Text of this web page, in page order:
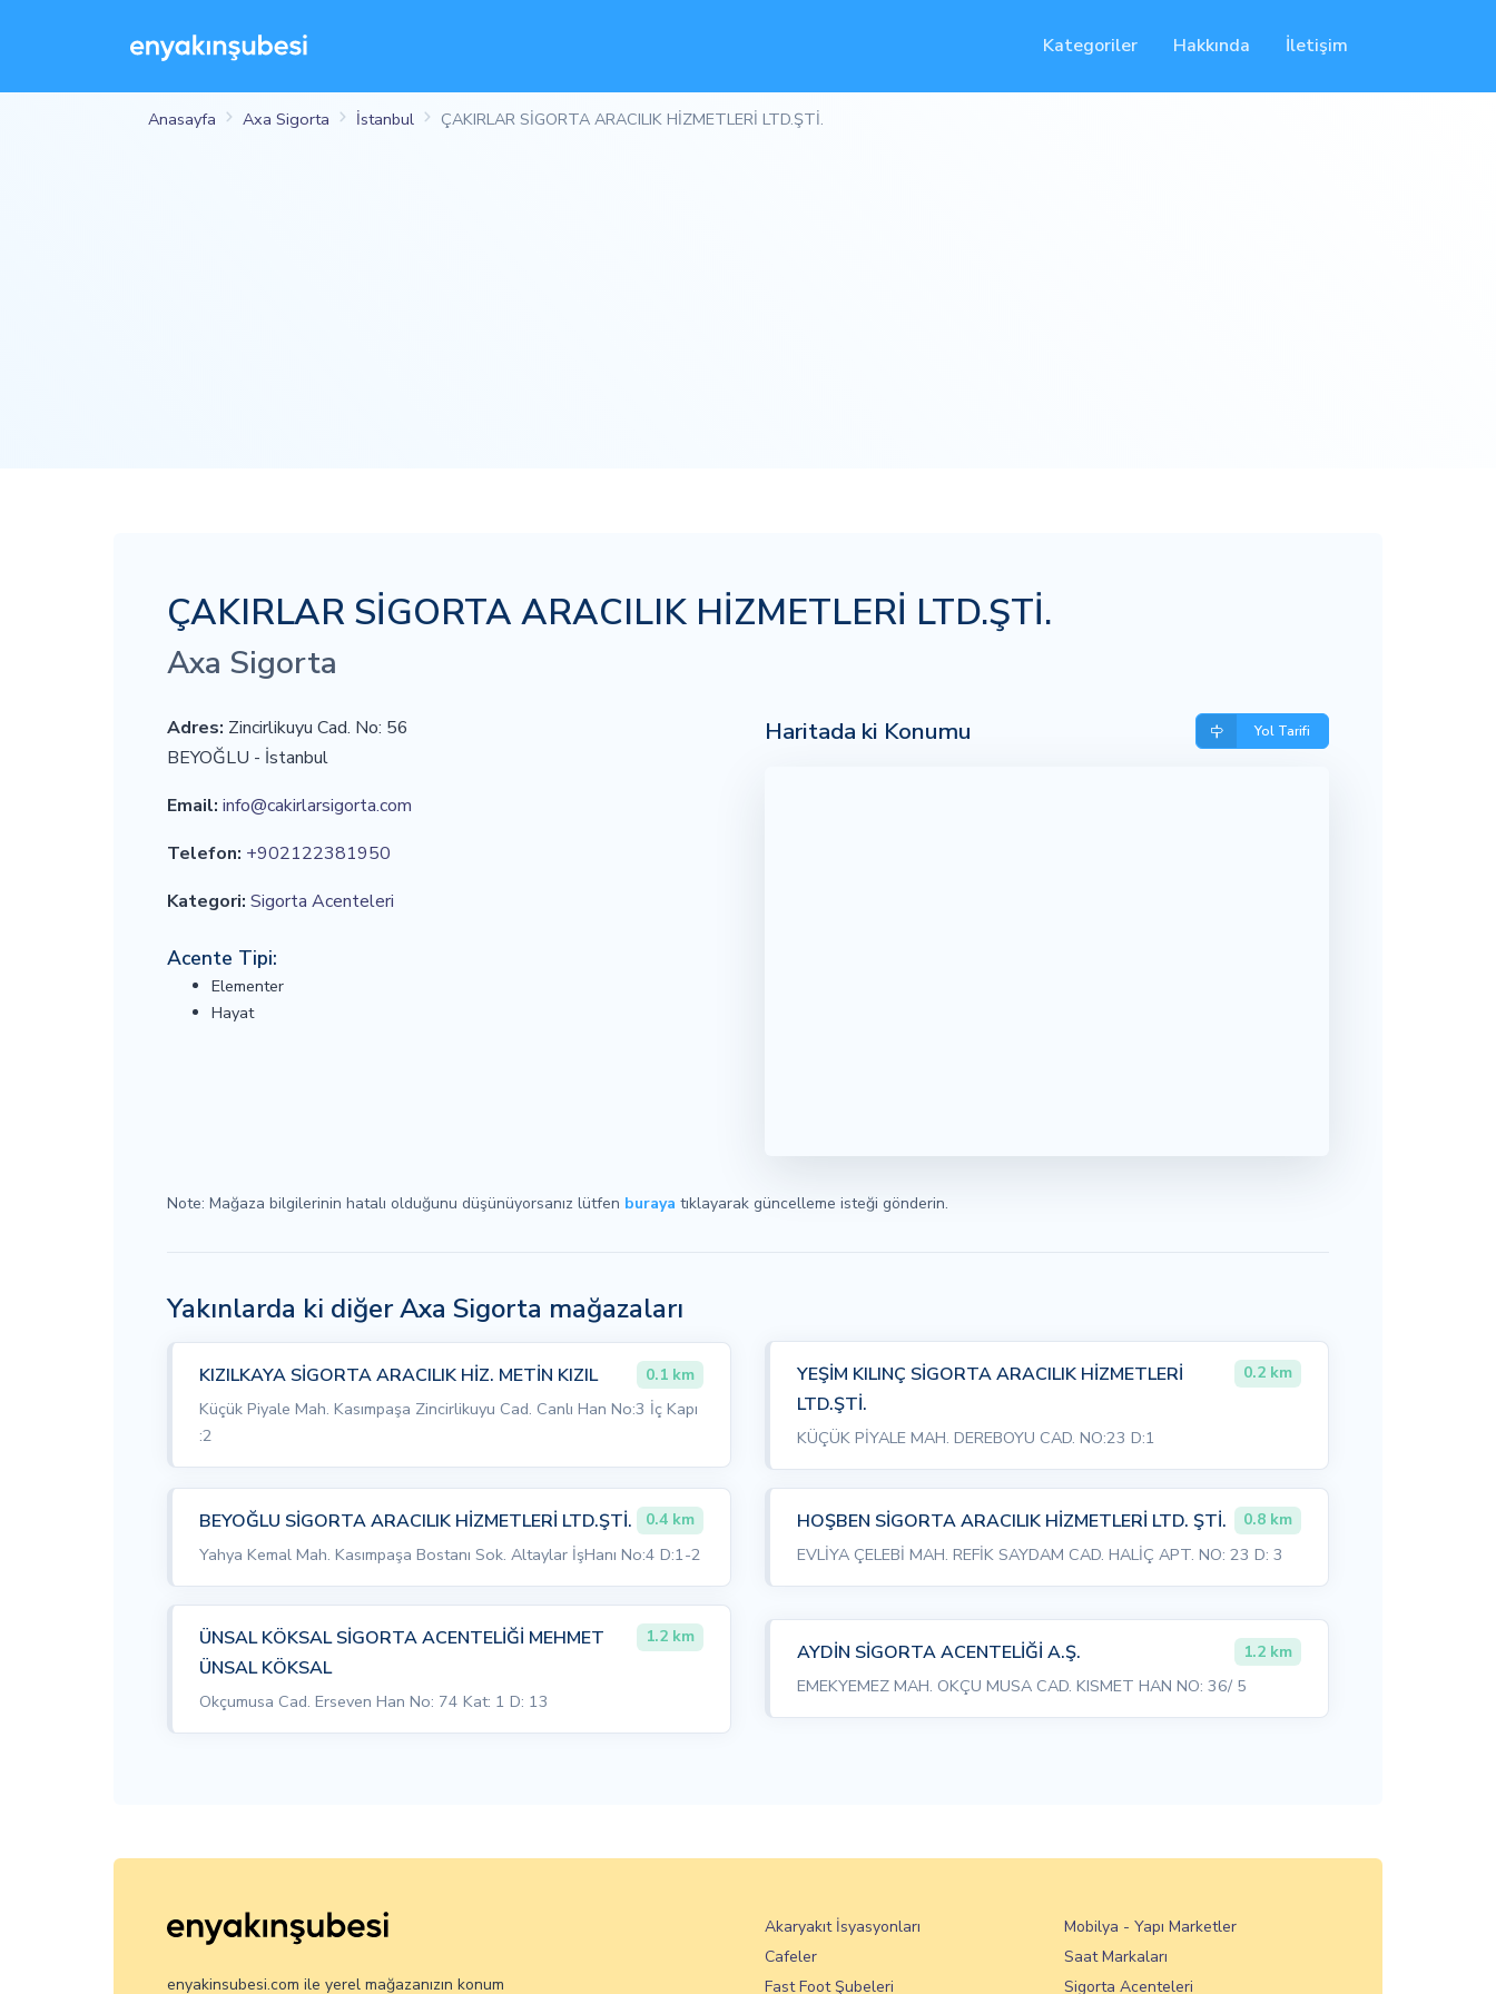
Kategoriler Hakkında İletişim
Anasayfa Axa Sigorta İstanbul ÇAKIRLAR SİGORTA ARACILIK HİZMETLERİ LTD.ŞTİ.
ÇAKIRLAR SİGORTA ARACILIK HİZMETLERİ LTD.ŞTİ.
Axa Sigorta
Adres: Zincirlikuyu Cad. No: 56
BEYOĞLU - İstanbul
Email: info@cakirlarsigorta.com
Telefon: +902122381950
Kategori: Sigorta Acenteleri
Acente Tipi:
Elementer
Hayat
Haritada ki Konumu Yol Tarifi
Note: Mağaza bilgilerinin hatalı olduğunu düşünüyorsanız lütfen buraya tıklayarak güncelleme isteği gönderin.
Yakınlarda ki diğer Axa Sigorta mağazaları
KIZILKAYA SİGORTA ARACILIK HİZ. METİN KIZIL 0.1 km
Küçük Piyale Mah. Kasımpaşa Zincirlikuyu Cad. Canlı Han No:3 İç Kapı
:2
YEŞİM KILINÇ SİGORTA ARACILIK HİZMETLERİ
LTD.ŞTİ.
0.2 km
KÜÇÜK PİYALE MAH. DEREBOYU CAD. NO:23 D:1
BEYOĞLU SİGORTA ARACILIK HİZMETLERİ LTD.ŞTİ. 0.4 km
Yahya Kemal Mah. Kasımpaşa Bostanı Sok. Altaylar İşHanı No:4 D:1-2
HOŞBEN SİGORTA ARACILIK HİZMETLERİ LTD. ŞTİ. 0.8 km
EVLİYA ÇELEBİ MAH. REFİK SAYDAM CAD. HALİÇ APT. NO: 23 D: 3
ÜNSAL KÖKSAL SİGORTA ACENTELİĞİ MEHMET
ÜNSAL KÖKSAL
1.2 km
Okçumusa Cad. Erseven Han No: 74 Kat: 1 D: 13
AYDİN SİGORTA ACENTELİĞİ A.Ş. 1.2 km
EMEKYEMEZ MAH. OKÇU MUSA CAD. KISMET HAN NO: 36/ 5
enyakinsubesi.com ile yerel mağazanızın konum
Akaryakıt İsyasyonları
Cafeler
Fast Foot Şubeleri
Mobilya - Yapı Marketler
Saat Markaları
Sigorta Acenteleri